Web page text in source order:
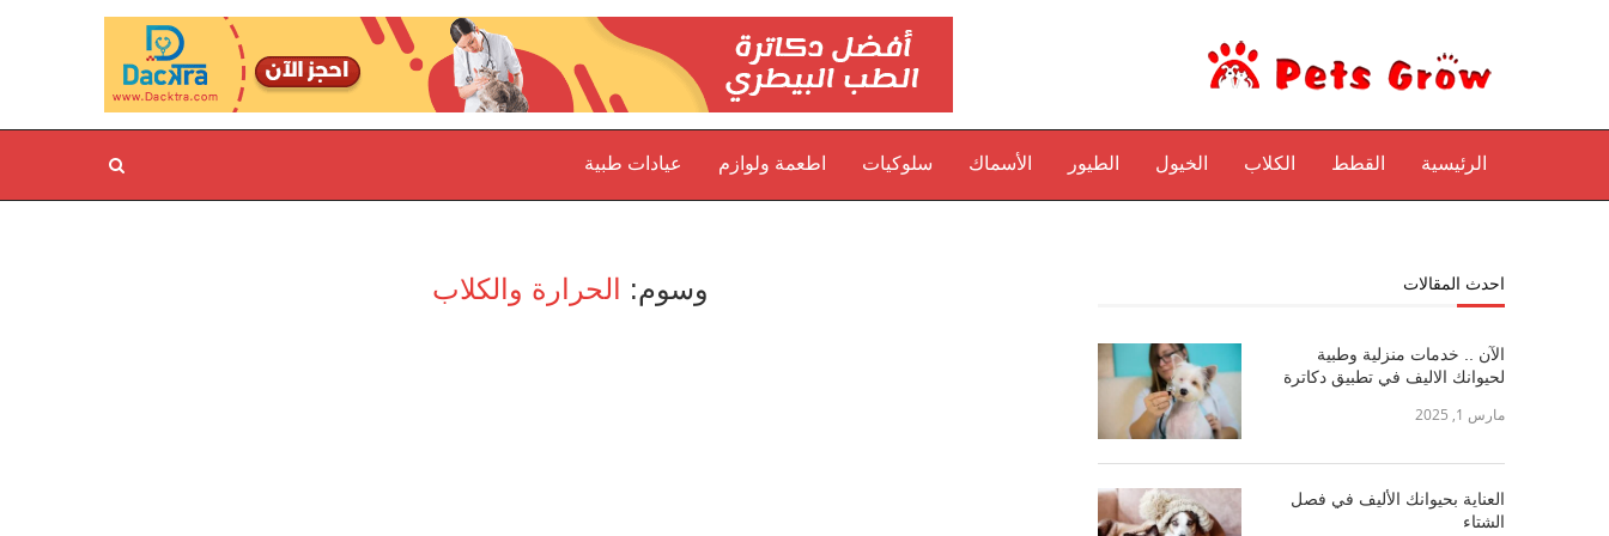
الرئيسية القطط الكلاب الخيول الطيور الأسماك سلوكيات اطعمة ولوازم عيادات طبية
وسوم: الحرارة والكلاب احدث المقالات
الآن .. خدمات منزلية وطبية
لحيوانك الاليف في تطبيق دكاترة
مارس 1, 2025
العناية بحيوانك الأليف في فصل
الشتاء